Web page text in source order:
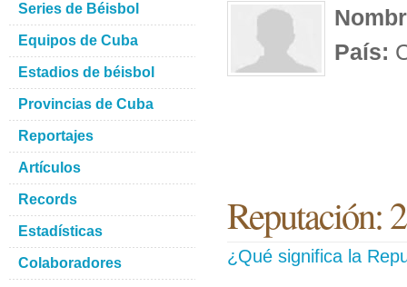
País:
Reputación:
¿Qué significa la
Series de Béisbol
Equipos de Cuba
Estadios de béisbol
Provincias de Cuba
Reportajes
Artículos
Records
Estadísticas
Colaboradores